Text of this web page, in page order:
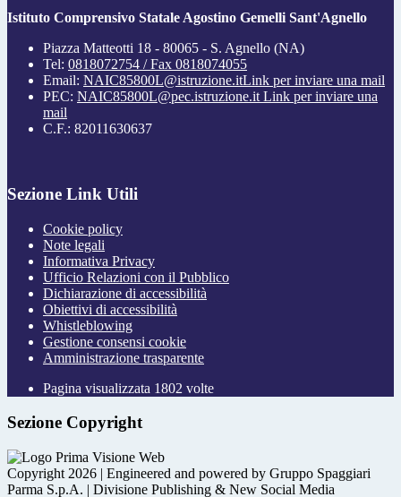
Istituto Comprensivo Statale Agostino Gemelli Sant'Agnello
Piazza Matteotti 18 - 80065 - S. Agnello (NA)
Tel: 0818072754 / Fax 0818074055
Email: NAIC85800L@istruzione.itLink per inviare una mail
PEC: NAIC85800L@pec.istruzione.it Link per inviare una
mail
C.F.: 82011630637
Sezione Link Utili
Cookie policy
Note legali
Informativa Privacy
Ufficio Relazioni con il Pubblico
Dichiarazione di accessibilità
Obiettivi di accessibilità
Whistleblowing
Gestione consensi cookie
Amministrazione trasparente
Pagina visualizzata 1802 volte
Sezione Copyright
Copyright 2026 | Engineered and powered by Gruppo Spaggiari
Parma S.p.A. | Divisione Publishing & New Social Media